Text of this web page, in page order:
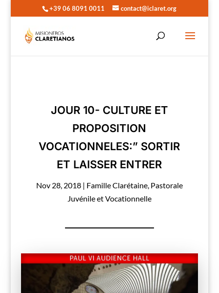
+39 06 8091 0011 contact@iclaret.org
JOUR 10- CULTURE ET
PROPOSITION
VOCATIONNELES:” SORTIR
ET LAISSER ENTRER
Nov 28, 2018| Famille Clarétaine, Pastorale
Juvénile et Vocationnelle